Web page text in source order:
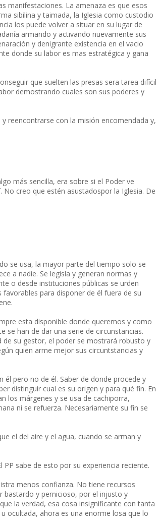
manifestaciones. La amenaza es que esos
sibilina y taimada, la Iglesia como custodio
los puede volver a situar en su lugar de
armando y activando nuevamente sus
y denigrante existencia en el vacio
donde su labor es mas estratégica y gana
que suelten las presas sera tarea difícil
demostrando cuales son sus poderes y
reencontrarse con la misión encomendada y,
más sencilla, era sobre si el Poder ve
creo que estén asustadospor la Iglesia. De
se usa, la mayor parte del tiempo solo se
a nadie. Se legisla y generan normas y
o desde instituciones públicas se urden
para disponer de él fuera de su
esta disponible donde queremos y como
se han de dar una serie de circunstancias.
de su gestor, el poder se mostrará robusto y
quien arme mejor sus circuntstancias y
pero no de él. Saber de donde procede y
distinguir cual es su origen y para qué fin. En
los márgenes y se usa de cachiporra,
ni se refuerza. Necesariamente su fin se
el del aire y el agua, cuando se arman y
sabe de esto por su experiencia reciente.
menos confianza. No tiene recursos
bastardo y pernicioso, por el injusto y
la verdad, esa cosa insignificante con tanta
ocultada, ahora es una enorme losa que lo